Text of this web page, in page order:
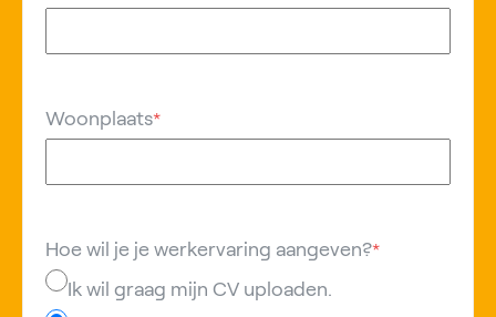
Woonplaats*
Hoe wil je je werkervaring aangeven?*
Ik wil graag mijn CV uploaden.